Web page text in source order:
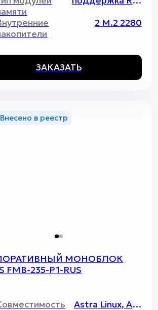
2 M.2 2280
ЗАКАЗАТЬ
Внесено в реестр
МОНОБЛОК
FMB-235-P1-RUS
Astra Linux, ALT Linux, RED OS, Uncom, Основа, Windows, Без операционной системы